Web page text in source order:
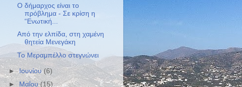
Ο δήμαρχος είναι το
πρόβλημα - Σε κρίση η
“Ενωτική...
Από την ελπίδα, στη χαμένη
θητεία Μενεγάκη
Το Μεραμπέλλο στεγνώνει
►Ιουνίου(6)
►Μαΐου(15)